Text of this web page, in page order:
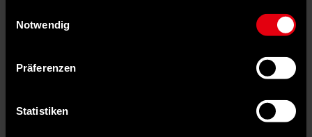
Notwendig
Präferenzen
Statistiken